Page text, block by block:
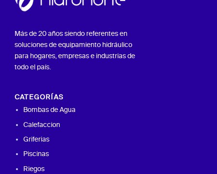
Más de 20 años siendo referentes en
soluciones de equipamiento hidráulico
para hogares, empresas e industrias de
todo el país.
CATEGORÍAS
Bombas de Agua
Calefaccion
Griferias
Piscinas
Riegos